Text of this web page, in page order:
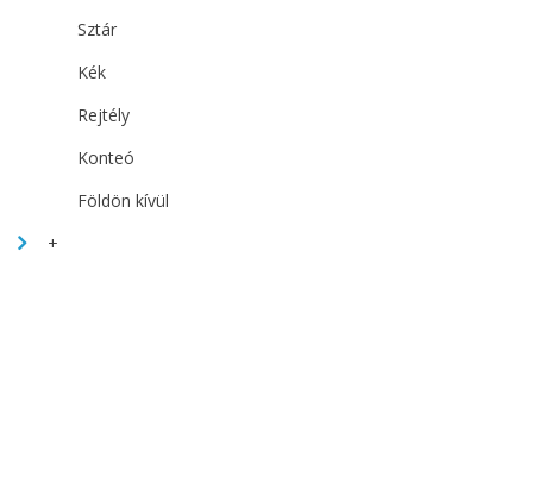
Sztár
Kék
Rejtély
Konteó
Földön kívül
+